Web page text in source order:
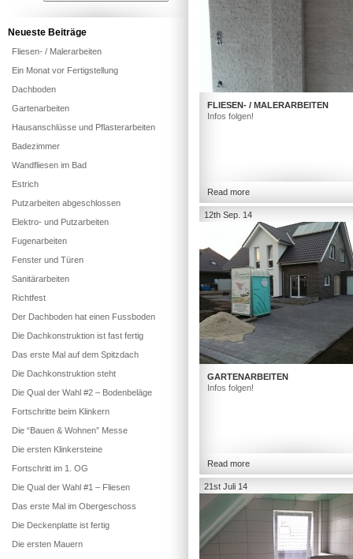
FLIESEN- / MALERARBEITEN
Infos folgen!
Read more
12th Sep. 14
GARTENARBEITEN
Infos folgen!
Read more
21st Juli 14
Neueste Beiträge
Fliesen- / Malerarbeiten
Ein Monat vor Fertigstellung
Dachboden
Gartenarbeiten
Hausanschlüsse und Pflasterarbeiten
Badezimmer
Wandfliesen im Bad
Estrich
Putzarbeiten abgeschlossen
Elektro- und Putzarbeiten
Fugenarbeiten
Fenster und Türen
Sanitärarbeiten
Richtfest
Der Dachboden hat einen Fussboden
Die Dachkonstruktion ist fast fertig
Das erste Mal auf dem Spitzdach
Die Dachkonstruktion steht
Die Qual der Wahl #2 – Bodenbeläge
Fortschritte beim Klinkern
Die “Bauen & Wohnen” Messe
Die ersten Klinkersteine
Fortschritt im 1. OG
Die Qual der Wahl #1 – Fliesen
Das erste Mal im Obergeschoss
Die Deckenplatte ist fertig
Die ersten Mauern